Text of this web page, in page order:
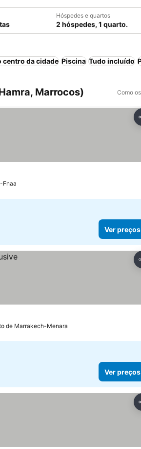
Hóspedes e quartos
2 hóspedes, 1 quarto.
centro da cidade Piscina Tudo incluído
Marrocos) Como
Fnaa
Ver preços
de Marrakech-Menara
Ver preços